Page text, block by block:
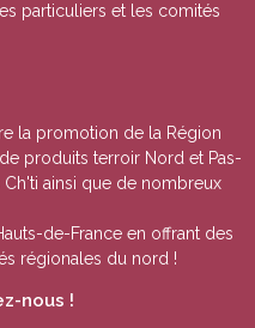
particuliers et les comités
la promotion de la Région
produits terroir Nord et Pas-
Ch'ti ainsi que de nombreux
de-France en offrant des
régionales du nord !
nous !